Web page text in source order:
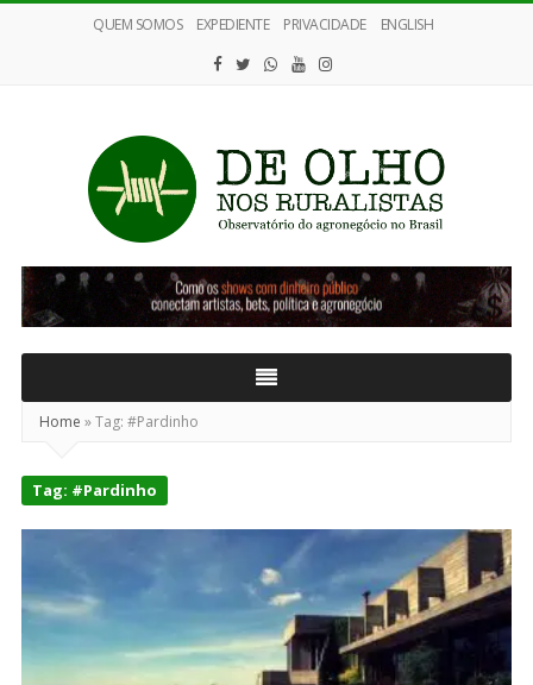
QUEM SOMOS EXPEDIENTE PRIVACIDADE ENGLISH
De
Olho
nos
Home »Tag: #Pardinho
Tag: #Pardinho